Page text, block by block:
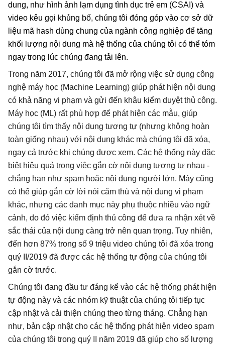
dung, như hình ảnh lạm dụng tình dục trẻ em (CSAI) và
video kêu gọi khủng bố, chúng tôi đóng góp vào cơ sở dữ
liệu mã hash dùng chung của ngành công nghiệp để tăng
khối lượng nội dung mà hệ thống của chúng tôi có thể tóm
ngay trong lúc chúng đang tải lên.
Trong năm 2017, chúng tôi đã mở rộng việc sử dụng công
nghệ máy học (Machine Learning) giúp phát hiện nội dung
có khả năng vi phạm và gửi đến khâu kiểm duyệt thủ công.
Máy học (ML) rất phù hợp để phát hiện các mẫu, giúp
chúng tôi tìm thấy nội dung tương tự (nhưng không hoàn
toàn giống nhau) với nội dung khác mà chúng tôi đã xóa,
ngay cả trước khi chúng được xem. Các hệ thống này đặc
biệt hiệu quả trong việc gắn cờ nội dung tương tự nhau -
chẳng hạn như spam hoặc nội dung người lớn. Máy cũng
có thể giúp gắn cờ lời nói căm thù và nội dung vi phạm
khác, nhưng các danh mục này phụ thuộc nhiều vào ngữ
cảnh, do đó việc kiểm định thủ công để đưa ra nhận xét về
sắc thái của nội dung càng trở nên quan trọng. Tuy nhiên,
đến hơn 87% trong số 9 triệu video chúng tôi đã xóa trong
quý II/2019 đã được các hệ thống tự động của chúng tôi
gắn cờ trước.
Chúng tôi đang đầu tư đáng kể vào các hệ thống phát hiện
tự động này và các nhóm kỹ thuật của chúng tôi tiếp tục
cập nhật và cải thiện chúng theo từng tháng. Chẳng hạn
như, bản cập nhật cho các hệ thống phát hiện video spam
của chúng tôi trong quý II năm 2019 đã giúp cho số lượng